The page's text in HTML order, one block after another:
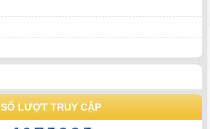
SỐ LƯỢT TRUY CẬP